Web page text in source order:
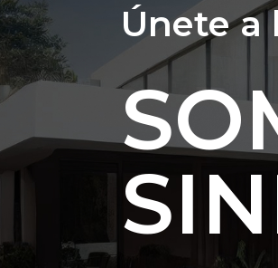
Únete a